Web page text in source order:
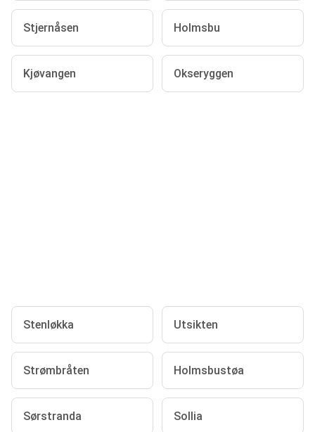
Stjernåsen Holmsbu
Kjøvangen Okseryggen
Stenløkka Utsikten
Strømbråten Holmsbustøa
Sørstranda Sollia